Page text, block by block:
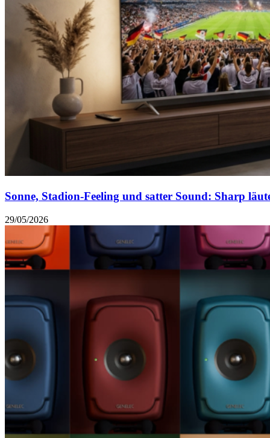
Sonne, Stadion-Feeling und satter Sound: Sharp
29/05/2026